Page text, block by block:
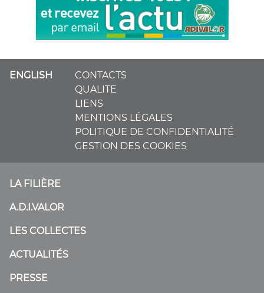
ENGLISH
CONTACTS
QUALITE
LIENS
MENTIONS LÉGALES
POLITIQUE DE CONFIDENTIALITÉ
GESTION DES COOKIES
LA FILIÈRE
A.D.I.VALOR
LES COLLECTES
ACTUALITÉS
PRESSE